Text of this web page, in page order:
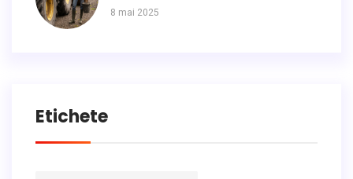
8 mai 2025
Etichete